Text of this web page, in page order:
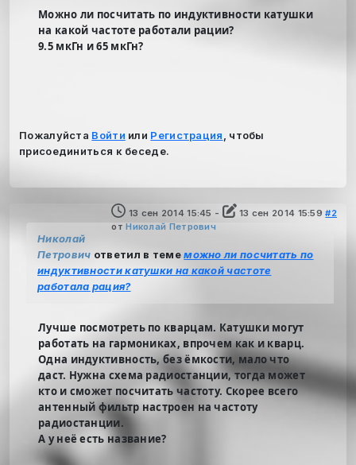
Можно ли посчитать по индуктивности катушки
на какой частоте работали рации?
9.5 мкГн и 65 мкГн?
Пожалуйста Войти или Регистрация
, чтобы
присоединиться к беседе.
13 сен 2014 15:45 - 13 сен 2014 15:59 #2
отНиколай Петрович
Николай
Петрович ответил в темеможно ли посчитать по
индуктивности катушки на какой частоте
работала рация?
Лучше посмотреть по кварцам. Катушки могут
работать на гармониках, впрочем как и кварц.
Одна индуктивность, без ёмкости, мало что
даст. Нужна схема радиостанции, тогда может
кто и сможет посчитать частоту. Скорее всего
антенный фильтр настроен на частоту
радиостанции.
А у неё есть название?